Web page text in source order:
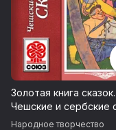
Золотая книга сказок.
Чешские и сербские
Народное творчество